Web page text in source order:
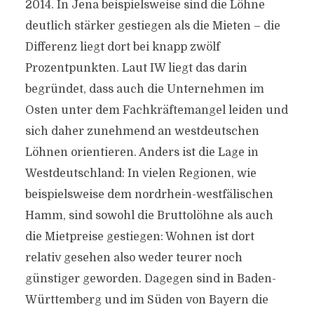
2014. In Jena beispielsweise sind die Löhne
deutlich stärker gestiegen als die Mieten – die
Differenz liegt dort bei knapp zwölf
Prozentpunkten. Laut IW liegt das darin
begründet, dass auch die Unternehmen im
Osten unter dem Fachkräftemangel leiden und
sich daher zunehmend an westdeutschen
Löhnen orientieren. Anders ist die Lage in
Westdeutschland: In vielen Regionen, wie
beispielsweise dem nordrhein-westfälischen
Hamm, sind sowohl die Bruttolöhne als auch
die Mietpreise gestiegen: Wohnen ist dort
relativ gesehen also weder teurer noch
günstiger geworden. Dagegen sind in Baden-
Württemberg und im Süden von Bayern die